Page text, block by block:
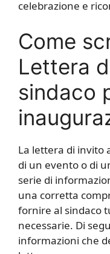
celebrazione e
Come
Lettera
sindaco
La lettera di invito
di un evento o di
serie di
una corretta
fornire al sindaco
necessarie. Di
informazioni che